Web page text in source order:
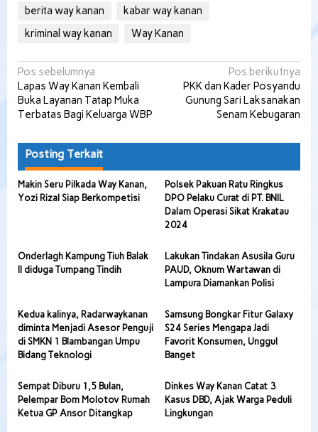
berita way kanan
kabar way kanan
kriminal way kanan
Way Kanan
Navigasi
pos
Pos sebelumnya
Lapas Way Kanan Kembali
Buka Layanan Tatap Muka
Terbatas Bagi Keluarga WBP
Pos berikutnya
PKK dan Kader Posyandu
Gunung Sari Laksanakan
Senam Kebugaran
Posting Terkait
Makin Seru Pilkada Way Kanan,
Yozi Rizal Siap Berkompetisi
Polsek Pakuan Ratu Ringkus
DPO Pelaku Curat di PT. BNIL
Dalam Operasi Sikat Krakatau
2024
Onderlagh Kampung Tiuh Balak
II diduga Tumpang Tindih
Lakukan Tindakan Asusila Guru
PAUD, Oknum Wartawan di
Lampura Diamankan Polisi
Kedua kalinya, Radarwaykanan
diminta Menjadi Asesor Penguji
di SMKN 1 Blambangan Umpu
Bidang Teknologi
Samsung Bongkar Fitur Galaxy
S24 Series Mengapa Jadi
Favorit Konsumen, Unggul
Banget
Sempat Diburu 1,5 Bulan,
Pelempar Bom Molotov Rumah
Ketua GP Ansor Ditangkap
Dinkes Way Kanan Catat 3
Kasus DBD, Ajak Warga Peduli
Lingkungan